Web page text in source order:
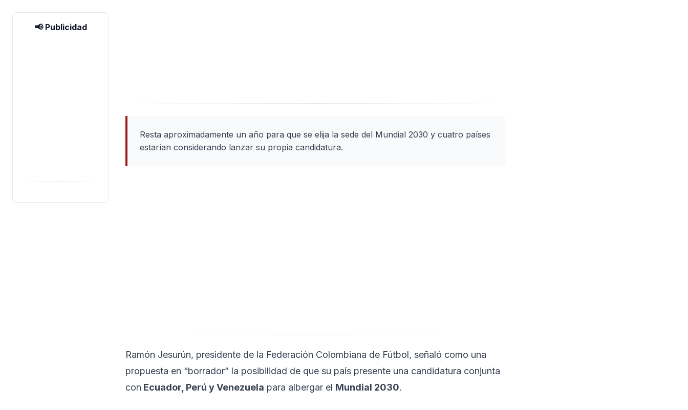
📢 Publicidad
Resta aproximadamente un año para que se elija la sede del Mundial 2030 y cuatro países
estarían considerando lanzar su propia candidatura.
Ramón Jesurún, presidente de la Federación Colombiana de Fútbol, señaló como una
propuesta en “borrador” la posibilidad de que su país presente una candidatura conjunta
con Ecuador, Perú y Venezuela para albergar el Mundial 2030.